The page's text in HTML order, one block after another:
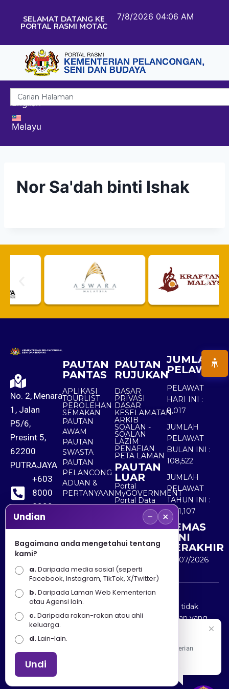
SELAMAT DATANG KE
PORTAL RASMI MOTAC
7/8/2026 04:06 AM
English
Melayu
Nor Sa'dah binti Ishak
No. 2, Menara
1, Jalan
P5/6,
Presint 5,
62200
PUTRAJAYA
+603
8000
8000
+603
8891
7100
PAUTAN
PANTAS
APLIKASI
TOURLIST
PEROLEHAN
SEMAKAN
PAUTAN
AWAM
PAUTAN
SWASTA
PAUTAN
PELANCONG
ADUAN &
PERTANYAAN
PAUTAN
RUJUKAN
DASAR
PRIVASI
DASAR
KESELAMATAN
ARKIB
SOALAN -
SOALAN
LAZIM
PENAFIAN
PETA LAMAN
PAUTAN
LUAR
Portal
MyGOVERNMENT
Portal Data
Terbuka
Sektor Awam
JUMLAH
PELAWAT
PELAWAT
HARI INI :
8,017
JUMLAH
PELAWAT
BULAN INI :
108,522
JUMLAH
PELAWAT
TAHUN INI :
5,511,107
KEMAS
KINI
TERAKHIR
30/07/2026
Penafian : Kerajaan Malaysia dan Kementerian
Pelancongan Seni dan Budaya (MOTAC) adalah tidak
bertanggungjawab atas kehilangan atau kerugian yang
disebabkan oleh penggunaan mana-mana maklumat
yang diperolehi dari portal ini.
Hakcipta © 2025 KEMENTERIAN PELANCONGAN SENI
DAN BUDAYA. | Hak Cipta Terpelihara.
Undian − ×
Bagaimana anda mengetahui tentang
kami?
a.Daripada media sosial (seperti
Facebook, Instagram, TikTok, X/Twitter)
b.Daripada Laman Web Kementerian
atau Agensi lain.
c.Daripada rakan-rakan atau ahli
keluarga.
d.Lain-lain.
Undi
Apa Khabar! Selamat datang ke Portal Rasmi Kementerian
Pelancongan, Seni dan Budaya